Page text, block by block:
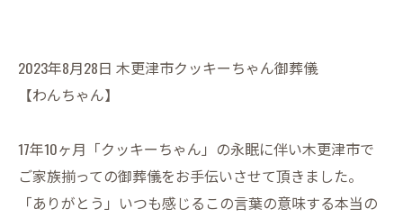
2023年8月28日 木更津市クッキーちゃん御葬儀
【わんちゃん】
17年10ヶ月「クッキーちゃん」の永眠に伴い木更津市で
ご家族揃っての御葬儀をお手伝いさせて頂きました。
「ありがとう」いつも感じるこの言葉の意味する本当の